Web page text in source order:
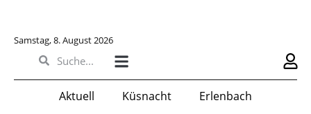
Samstag, 8. August 2026
Aktuell Küsnacht Erlenbach